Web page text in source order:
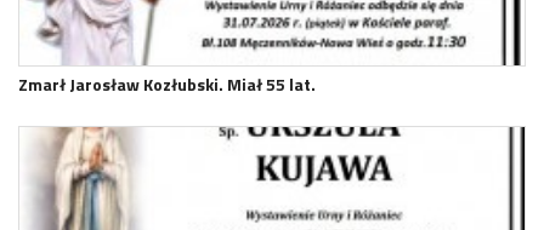
Zmarł Jarosław Kozłubski. Miał 55 lat.